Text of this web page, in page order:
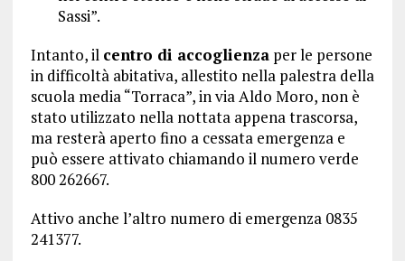
Sassi”.
Intanto, il centro di accoglienzaper le persone
in difficoltà abitativa, allestito nella palestra della
scuola media “Torraca”, in via Aldo Moro, non è
stato utilizzato nella nottata appena trascorsa,
ma resterà aperto fino a cessata emergenza e
può essere attivato chiamando il numero verde
800 262667.
Attivo anche l’altro numero di emergenza 0835
241377.